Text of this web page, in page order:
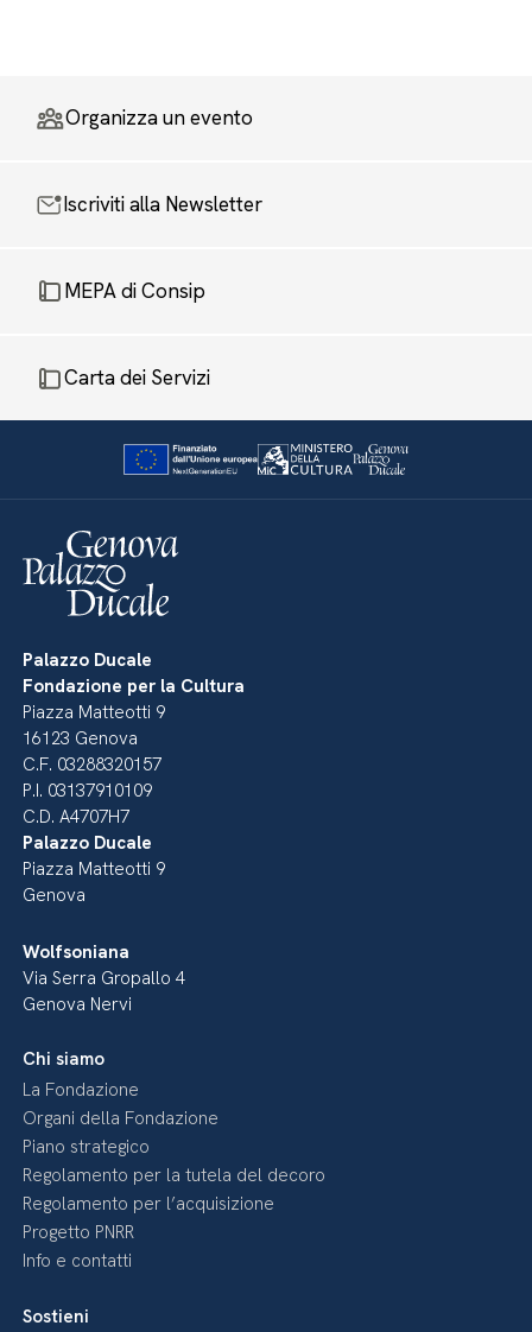
Organizza un evento
Iscriviti alla Newsletter
MEPA di Consip
Carta dei Servizi
Palazzo Ducale
Fondazione per la Cultura
Piazza Matteotti 9
16123 Genova
C.F. 03288320157
P.I. 03137910109
C.D. A4707H7
Palazzo Ducale
Piazza Matteotti 9
Genova
Wolfsoniana
Via Serra Gropallo 4
Genova Nervi
Chi siamo
La Fondazione
Organi della Fondazione
Piano strategico
Regolamento per la tutela del decoro
Regolamento per l’acquisizione
Progetto PNRR
Info e contatti
Sostieni